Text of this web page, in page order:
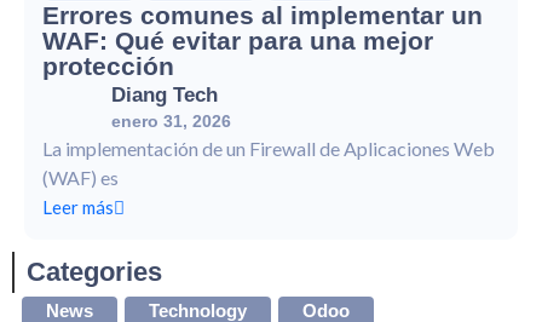
Errores comunes al implementar un
WAF: Qué evitar para una mejor
protección
Diang Tech
enero 31, 2026
La implementación de un Firewall de Aplicaciones Web
(WAF) es
Leer más
Categories
News Technology
Odoo